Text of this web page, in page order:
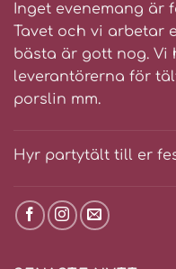
Inget evenemang
Tavet och vi arbetar
bästa är gott nog. Vi
leverantörerna för
porslin mm.
Hyr partytält till er